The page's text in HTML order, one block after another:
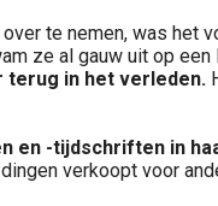
over te nemen, was het
ze al gauw uit op een
terug in het verleden.
en -tijdschriften in
verkoopt voor